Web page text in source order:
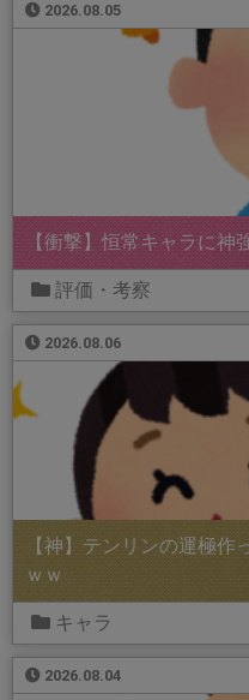
2026.08.05
【衝撃】恒常キャラに神
評価・考察
2026.08.06
【神】テンリンの運極作
ｗｗ
キャラ
2026.08.04